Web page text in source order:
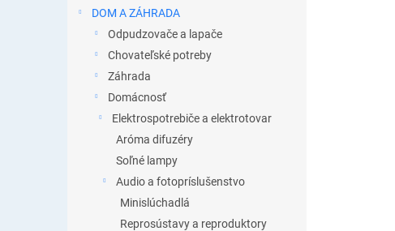
DOM A ZÁHRADA
Odpudzovače a lapače
Chovateľské potreby
Záhrada
Domácnosť
Elektrospotrebiče a elektrotovar
Aróma difuzéry
Soľné lampy
Audio a fotopríslušenstvo
Minislúchadlá
Reprosústavy a reproduktory